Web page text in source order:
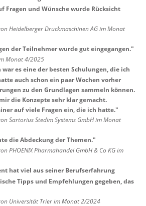
Fragen und Wünsche wurde Rücksicht
Heidelberger Druckmaschinen AG im Monat
der Teilnehmer wurde gut eingegangen."
Monat 4/2025
war es eine der besten Schulungen, die ich
auch schon ein paar Wochen vorher
zu den Grundlagen sammeln können.
die Konzepte sehr klar gemacht.
auf viele Fragen ein, die ich hatte."
Sartorius Stedim Systems GmbH im Monat
die Abdeckung der Themen."
PHOENIX Pharmahandel GmbH & Co KG im
hat viel aus seiner Berufserfahrung
Tipps und Empfehlungen gegeben, das
Universität Trier im Monat 2/2024